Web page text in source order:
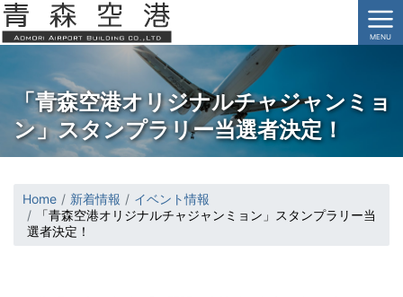
MENU
「青森空港オリジナルチャジャンミョ
ン」スタンプラリー当選者決定！
Home 新着情報
イベント情報
「青森空港オリジナルチャジャンミョン」スタンプラリー当
選者決定！